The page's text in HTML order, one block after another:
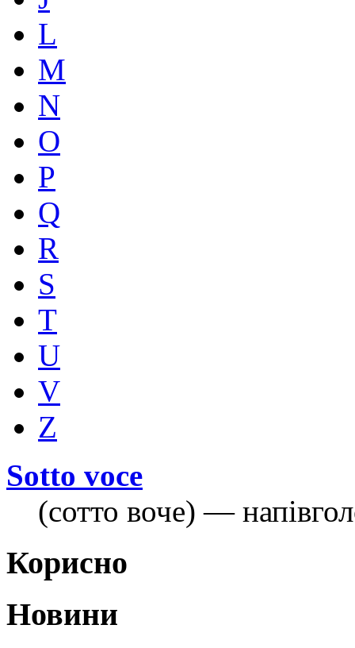
L
M
N
O
P
Q
R
S
T
U
V
Z
Sotto voce
(сотто воче) —
Корисно
Новини